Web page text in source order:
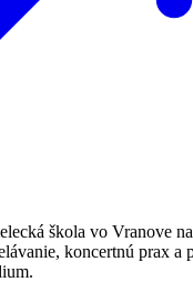
škola vo Vranove
koncertnú prax a